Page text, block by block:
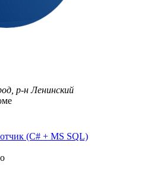
р-н Ленинский
(C# + MS SQL)